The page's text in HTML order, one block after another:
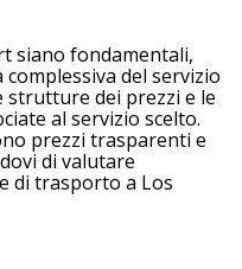
siano fondamentali,
del servizio
dei prezzi e le
al servizio scelto.
prezzi trasparenti e
di valutare
di trasporto a Los